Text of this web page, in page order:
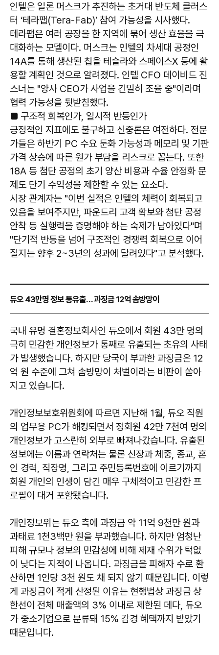
인텔은 일론 머스크가 추진하는 초거대 반도체 클러스
터 ‘테라팹(Tera-Fab)’ 참여 가능성을 시사했다.
테라팹은 여러 공장을 한 지역에 묶어 생산 효율을 극
대화하는 모델이다. 머스크는 인텔의 차세대 공정인
14A를 통해 생산된 칩을 테슬라와 스페이스X 등에 활
용할 계획인 것으로 알려졌다. 인텔 CFO 데이비드 진
스너는 "양사 CEO가 사업을 긴밀히 조율 중"이라며
협력 가능성을 뒷받침했다.
■ 구조적 회복인가, 일시적 반등인가
긍정적인 지표에도 불구하고 신중론은 여전하다. 전문
가들은 하반기 PC 수요 둔화 가능성과 메모리 및 기판
가격 상승에 따른 원가 부담을 리스크로 꼽는다. 또한
18A 등 첨단 공정의 초기 양산 비용과 수율 안정화 문
제도 단기 수익성을 제한할 수 있는 요소다.
시장 관계자는 "이번 실적은 인텔의 체력이 회복되고
있음을 보여주지만, 파운드리 고객 확보와 첨단 공정
안착 등 실행력을 증명해야 하는 숙제가 남아있다"며
"단기적 반등을 넘어 구조적인 경쟁력 회복으로 이어
질지는 향후 2~3년의 성과에 달려있다"고 분석했다.
듀오 43만명 정보 통유출… 과징금 12억 솜방망이
​​​​​​​국내 유명 결혼정보회사인 듀오에서 회원 43만 명의
극히 민감한 개인정보가 통째로 유출되는 초유의 사태
가 발생했습니다. 하지만 당국이 부과한 과징금은 12
억 원 수준에 그쳐 솜방망이 처벌이라는 비판이 쏟아
지고 있습니다.
개인정보보호위원회에 따르면 지난해 1월, 듀오 직원
의 업무용 PC가 해킹되면서 정회원 42만 7천여 명의
개인정보가 고스란히 외부로 빠져나갔습니다. 유출된
정보에는 이름과 연락처는 물론 신장과 체중, 종교, 혼
인 경력, 직장명, 그리고 주민등록번호에 이르기까지
회원 개인의 인생이 담긴 매우 구체적이고 민감한 프
로필이 대거 포함됐습니다.
개인정보위는 듀오 측에 과징금 약 11억 9천만 원과
과태료 1천3백만 원을 부과했습니다. 하지만 엄청난
피해 규모나 정보의 민감성에 비해 제재 수위가 턱없
이 낮다는 지적이 나옵니다. 과징금을 피해자 수로 환
산하면 1인당 3천 원도 채 되지 않기 때문입니다. 이렇
게 과징금이 적게 산정된 이유는 현행법상 과징금 상
한선이 전체 매출액의 3% 이내로 제한된 데다, 듀오
가 중소기업으로 분류돼 15% 감경 혜택까지 받았기
때문입니다.